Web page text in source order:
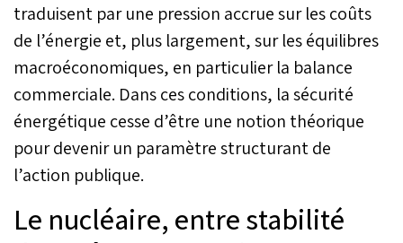
traduisent par une pression accrue sur les coûts
de l’énergie et, plus largement, sur les équilibres
macroéconomiques, en particulier la balance
commerciale. Dans ces conditions, la sécurité
énergétique cesse d’être une notion théorique
pour devenir un paramètre structurant de
l’action publique.
Le nucléaire, entre stabilité